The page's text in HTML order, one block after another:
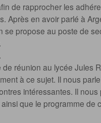
de rapprocher les
Après en avoir parlé à
se propose au poste de
réunion au lycée Jules
à ce sujet. Il nous
intéressantes. Il
que le programme de